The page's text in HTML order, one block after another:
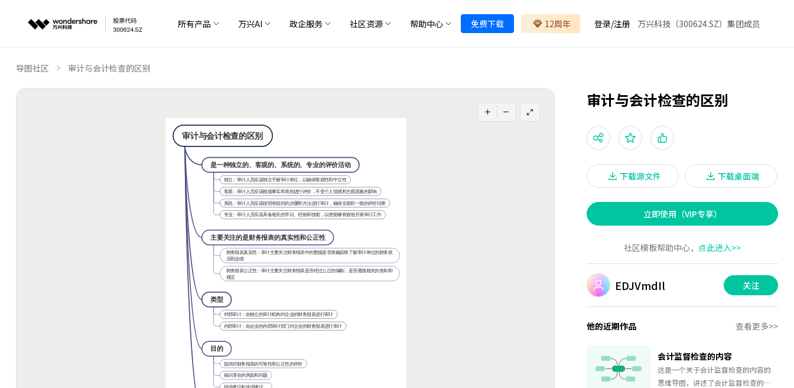
所有产品 万兴AI 政企服务 社区资源 帮助中心 免费下载 12周年 登录/注册 万兴科技（300624.SZ）集团成员
导图社区 审计与会计检查的区别
审计与会计检查的区别
下载源文件 下载桌面端
立即使用（VIP专享）
社区模板帮助中心， 点此进入>>
EDJVmdIl 关注
他的近期作品 查看更多>>
会计监督检查的内容
这是一个关于会计监督检查的内容的
思维导图，讲述了会计监督检查的内